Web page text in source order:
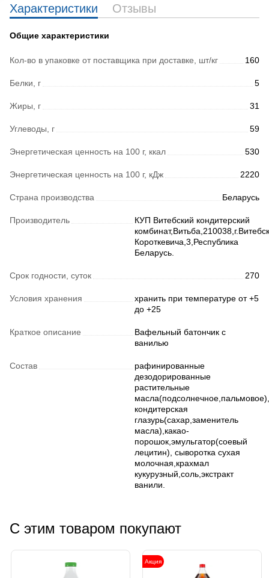
Характеристики Отзывы
Общие характеристики
Кол-во в упаковке от поставщика при доставке, шт/кг 160
Белки, г 5
Жиры, г 31
Углеводы, г 59
Энергетическая ценность на 100 г, ккал 530
Энергетическая ценность на 100 г, кДж 2220
Страна производства Беларусь
Производитель
КУП Витебский кондитерский
Короткевича,3,Республика
Беларусь.
Срок годности, суток 270
Условия хранения
хранить при температуре от +5
до +25
Краткое описание
Вафельный батончик с
ванилью
Состав
рафинированные
дезодорированные
растительные
масла(подсолнечное,пальмовое),
кондитерская
глазурь(сахар,заменитель
масла),какао-
порошок,эмульгатор(соевый
лецитин), сыворотка сухая
молочная,крахмал
кукурузный,соль,экстракт
ванили.
С этим товаром покупают
Акция